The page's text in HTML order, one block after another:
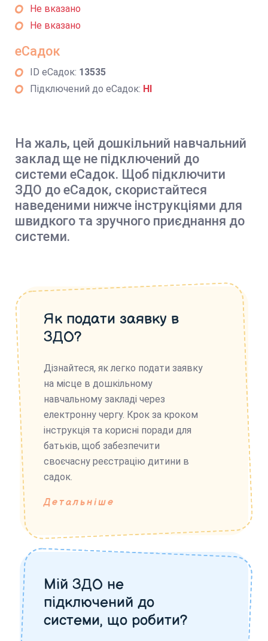
Не вказано
Не вказано
еСадок
ID еСадок: 13535
Підключений до еСадок: НІ
На жаль, цей дошкільний навчальний
заклад ще не підключений до
системи еСадок. Щоб підключити
ЗДО до еСадок, скористайтеся
наведеними нижче інструкціями для
швидкого та зручного приєднання до
системи.
Як подати заявку в
ЗДО?
Дізнайтеся, як легко подати заявку
на місце в дошкільному
навчальному закладі через
електронну чергу. Крок за кроком
інструкція та корисні поради для
батьків, щоб забезпечити
своєчасну реєстрацію дитини в
садок.
Детальніше
Мій ЗДО не
підключений до
системи, що робити?